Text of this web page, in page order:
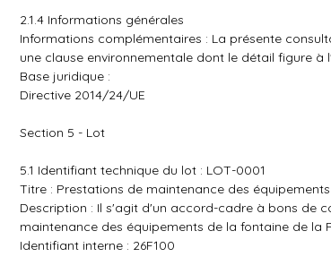
2.1.4 Informations générales
Informations complémentaires : La présente
une clause environnementale dont le détail figure à
Base juridique :
Directive 2014/24/UE
Section 5 - Lot
5.1 Identifiant technique du lot : LOT-0001
Titre : Prestations de maintenance des
Description : Il s'agit d'un accord-cadre à bons de
maintenance des équipements de la fontaine de la
Identifiant interne : 26F100